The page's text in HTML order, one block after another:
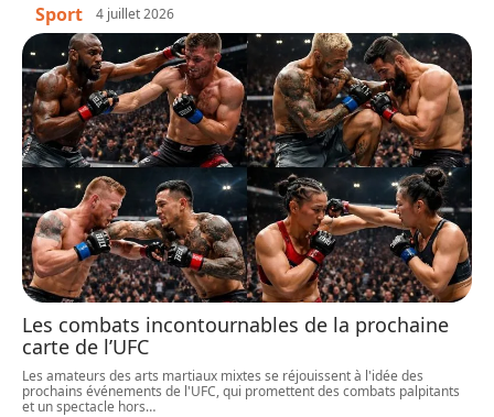
Sport 4 juillet 2026
Les combats incontournables de la prochaine
carte de l’UFC
Les amateurs des arts martiaux mixtes se réjouissent à l'idée des
prochains événements de l'UFC, qui promettent des combats palpitants
et un spectacle hors…